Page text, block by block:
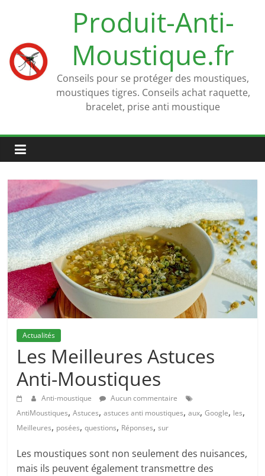
Produit-Anti-
Moustique.fr
Conseils pour se protéger des moustiques,
moustiques tigres. Conseils achat raquette,
bracelet, prise anti moustique
Actualités
Les Meilleures Astuces
Anti-Moustiques
Anti-moustique
Aucun commentaire
AntiMoustiques,Astuces,astuces anti moustiques,aux,Google, les,
Meilleures, posées,questions, Réponses,sur
Les moustiques sont non seulement des nuisances,
mais ils peuvent également transmettre des